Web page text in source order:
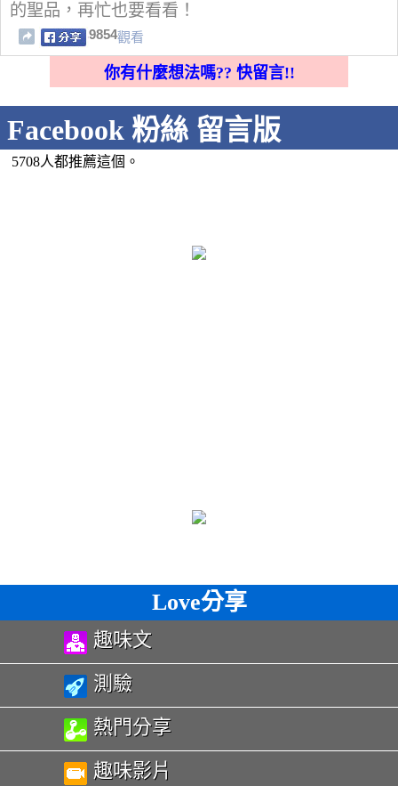
的聖品，再忙也要看看！
9854觀看
你有什麼想法嗎?? 快留言!!
Facebook 粉絲 留言版
5708人都推薦這個。
Love分享
趣味文
測驗
熱門分享
趣味影片